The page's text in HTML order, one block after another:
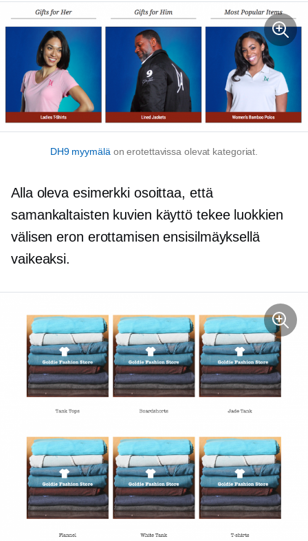
DH9 myymälä on erotettavissa olevat kategoriat.
Alla oleva esimerkki osoittaa, että
samankaltaisten kuvien käyttö tekee luokkien
välisen eron erottamisen ensisilmäyksellä
vaikeaksi.